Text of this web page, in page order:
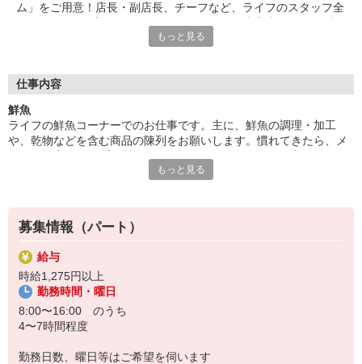
ム」をご用意！店長・副店長、チーフなど、ライフのスタッフ全
ンクがあっても大丈夫。「とても親切に受け入れてもらえ、不安
■食材選びのコツがわかる！
を知ることができ、食材の目利き術が養われていきます！普段の
お買い物にも活かせるので、パートのやる気も自然とUP！？お
いしい食卓は、おいしい食材選びから。自分や家族のためにプラ
スになるお仕事はいかがでしょうか？ご応募お待ちしています！
もっと見る
仕事内容
鮮魚
ライフの鮮魚コーナーでのお仕事です。主に、鮮魚の調理・加工
や、乾物などを含む商品の陳列をお願いします。慣れてきたら、メ
ちに身につくので、未経験でも安心です。「魚の目利きや調理スキ
もっと見る
募集情報（パート）
給与
時給1,275円以上
勤務時間・曜日
8:00〜16:00 のうち
4〜7時間程度
勤務日数、曜日等はご希望を伺います